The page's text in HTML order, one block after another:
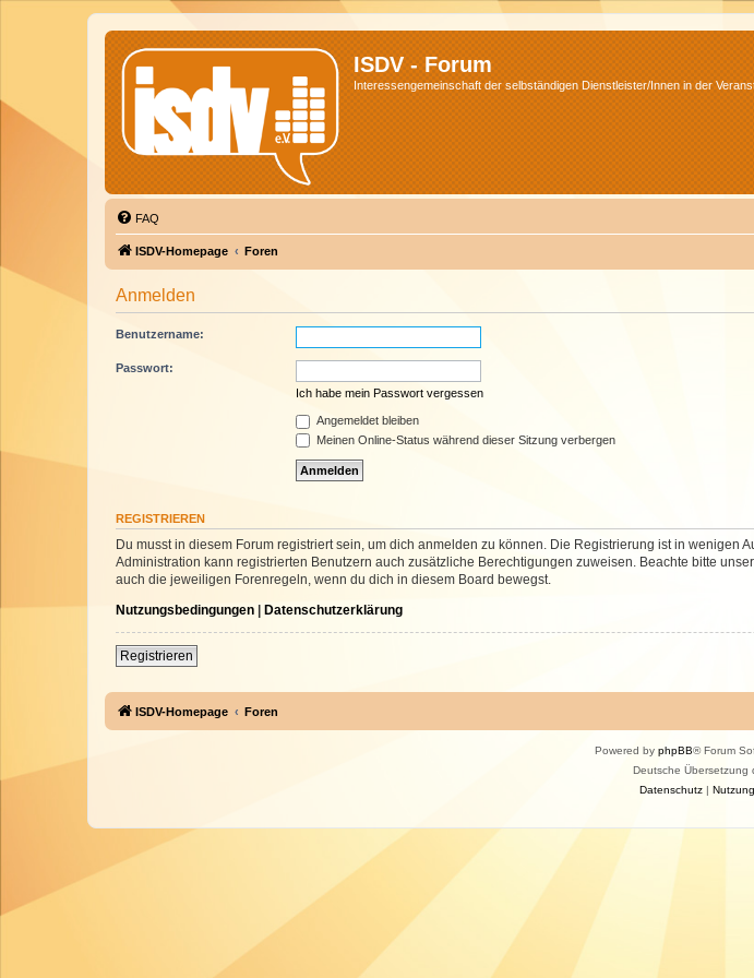
ISDV - Forum
Interessengemeinschaft der selbständigen Dienstleister/Innen in der
FAQ
ISDV-Homepage Foren
Anmelden
Benutzername:
Passwort:
Ich habe mein Passwort vergessen
Angemeldet bleiben
Meinen Online-Status während dieser Sitzung verbergen
REGISTRIEREN
Du musst in diesem Forum registriert sein, um dich anmelden zu können. Die Registrierung ist in
Administration kann registrierten Benutzern auch zusätzliche Berechtigungen zuweisen. Beachte bitte
auch die jeweiligen Forenregeln, wenn du dich in diesem Board bewegst.
Nutzungsbedingungen | Datenschutzerklärung
Registrieren
ISDV-Homepage Foren
Powered by phpBB® Forum
Deutsche Übersetzung
Datenschutz|